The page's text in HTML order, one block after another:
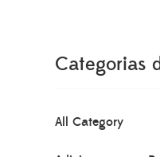
Categorias
All Category